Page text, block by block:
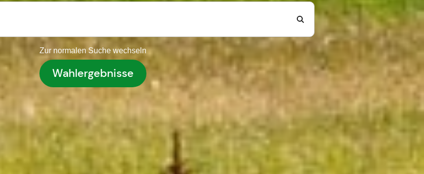
Zur normalen Suche wechseln
Wahlergebnisse